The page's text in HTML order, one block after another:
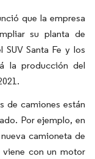
que la empresa
su planta de
Santa Fe y los
la producción del
de camiones están
Por ejemplo, en
camioneta de
viene con un motor